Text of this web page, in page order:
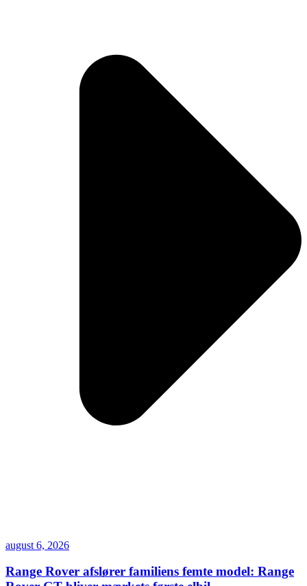
august 6, 2026
Range Rover afslører familiens femte model: Range